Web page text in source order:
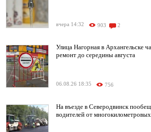
вчера 14:32 903 2
Улица Нагорная в Архангельске
ремонт до середины августа
06.08.26 18:35 756
На въезде в Северодвинск
водителей от